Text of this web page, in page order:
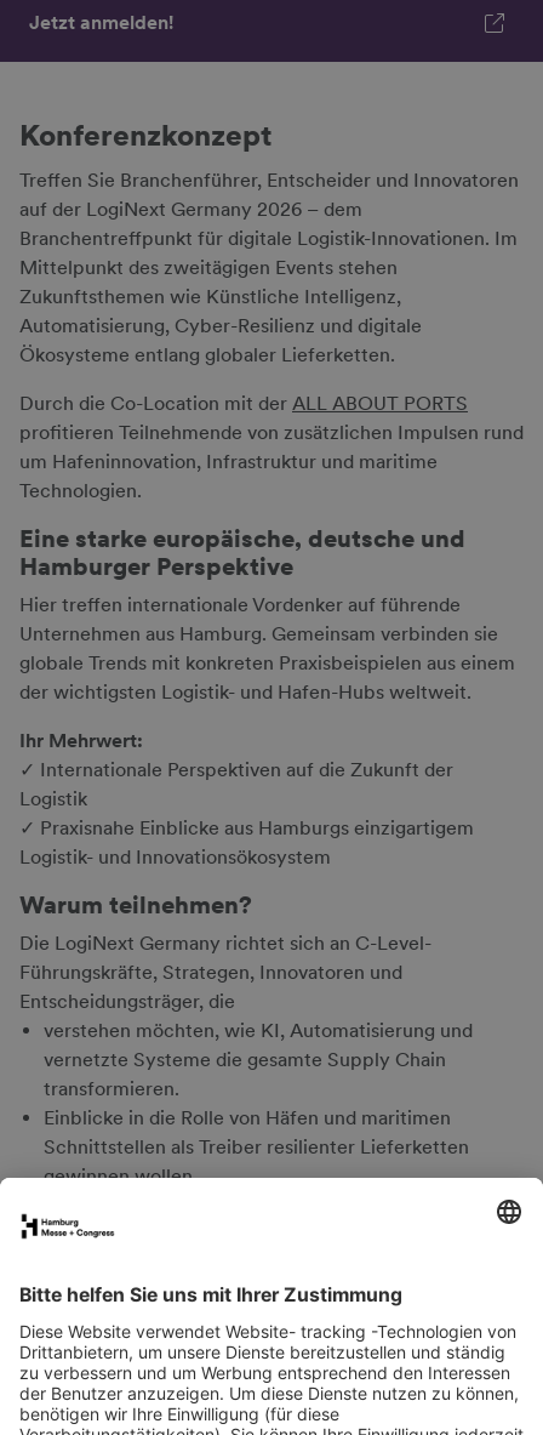
Jetzt anmelden!
Konferenzkonzept
Treffen Sie Branchenführer, Entscheider und Innovatoren
auf der LogiNext Germany 2026 – dem
Branchentreffpunkt für digitale Logistik-Innovationen. Im
Mittelpunkt des zweitägigen Events stehen
Zukunftsthemen wie Künstliche Intelligenz,
Automatisierung, Cyber-Resilienz und digitale
Ökosysteme entlang globaler Lieferketten.
Durch die Co-Location mit der ALL ABOUT PORTS
profitieren Teilnehmende von zusätzlichen Impulsen rund
um Hafeninnovation, Infrastruktur und maritime
Technologien.
Eine starke europäische, deutsche und
Hamburger Perspektive
Hier treffen internationale Vordenker auf führende
Unternehmen aus Hamburg. Gemeinsam verbinden sie
globale Trends mit konkreten Praxisbeispielen aus einem
der wichtigsten Logistik- und Hafen-Hubs weltweit.
Ihr Mehrwert:
✓ Internationale Perspektiven auf die Zukunft der
Logistik
✓ Praxisnahe Einblicke aus Hamburgs einzigartigem
Logistik- und Innovationsökosystem
Warum teilnehmen?
Die LogiNext Germany richtet sich an C-Level-
Führungskräfte, Strategen, Innovatoren und
Entscheidungsträger, die
verstehen möchten, wie KI, Automatisierung und
vernetzte Systeme die gesamte Supply Chain
transformieren.
Einblicke in die Rolle von Häfen und maritimen
Schnittstellen als Treiber resilienter Lieferketten
gewinnen wollen.
Expertinnen und Experten lernen möchten.
wollen – vom Hafen über Industrie bis zu Start-ups.
konkrete, umsetzbare Impulse für effiziente, resiliente
und interoperable Logistik erhalten möchten.
mit hochrangigen Peers aus Logistik, Supply Chain und
maritimer Wirtschaft netzwerken möchten.